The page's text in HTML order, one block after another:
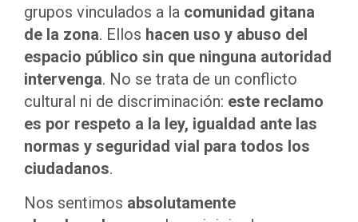
grupos vinculados a la comunidad gitana
de la zona. Ellos hacen uso y abuso del
espacio público sin que ninguna autoridad
intervenga. No se trata de un conflicto
cultural ni de discriminación: este reclamo
es por respeto a la ley, igualdad ante las
normas y seguridad vial para todos los
ciudadanos.
Nos sentimos absolutamente